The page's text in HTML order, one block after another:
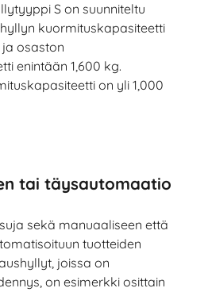
S on suunniteltu
kuormituskapasiteetti
osaston
enintään 1,600 kg.
on yli 1,000
tai täysautomaatio
sekä manuaaliseen että
tuotteiden
joissa on
on esimerkki osittain